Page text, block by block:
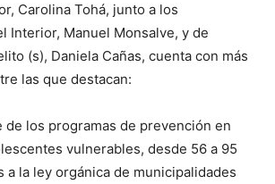
Carolina Tohá, junto a los
Interior, Manuel Monsalve, y de
(s), Daniela Cañas, cuenta con más
las que destacan:
de los programas de prevención en
vulnerables, desde 56 a 95
a la ley orgánica de municipalidades